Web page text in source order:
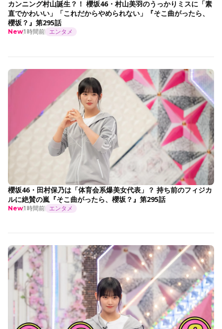
カンニング村山誕生？！ 櫻坂46・村山美羽のうっかりミスに「素
直でかわいい」「これだからやめられない」『そこ曲がったら、
櫻坂？』第295話
New1時間前 エンタメ
櫻坂46・田村保乃は「体育会系爆美女代表」？ 持ち前のフィジカ
ルに絶賛の嵐『そこ曲がったら、櫻坂？』第295話
New1時間前 エンタメ